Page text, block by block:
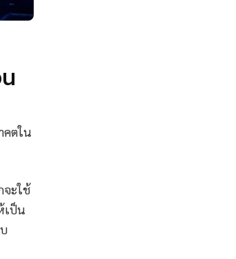
คตใน
จะใช้
เป็น